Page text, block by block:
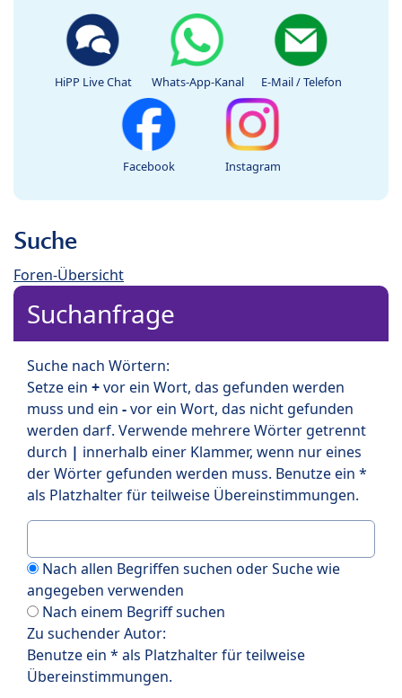
HiPP Live Chat Whats-App-Kanal E-Mail / Telefon
Facebook Instagram
Suche
Foren-Übersicht
Suchanfrage
Suche nach Wörtern:
Setze ein +vor ein Wort, das gefunden werden
muss und ein -vor ein Wort, das nicht gefunden
werden darf. Verwende mehrere Wörter getrennt
durch | innerhalb einer Klammer, wenn nur eines
der Wörter gefunden werden muss. Benutze ein *
als Platzhalter für teilweise Übereinstimmungen.
Nach allen Begriffen suchen oder Suche wie
angegeben verwenden
Nach einem Begriff suchen
Zu suchender Autor:
Benutze ein * als Platzhalter für teilweise
Übereinstimmungen.